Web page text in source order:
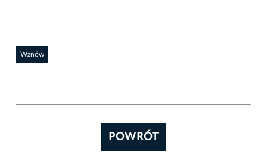
Wznów
POWRÓT